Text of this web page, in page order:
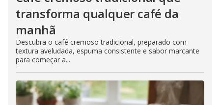
transforma qualquer café da
manhã
Descubra o café cremoso tradicional, preparado com
textura aveludada, espuma consistente e sabor marcante
para começar a...